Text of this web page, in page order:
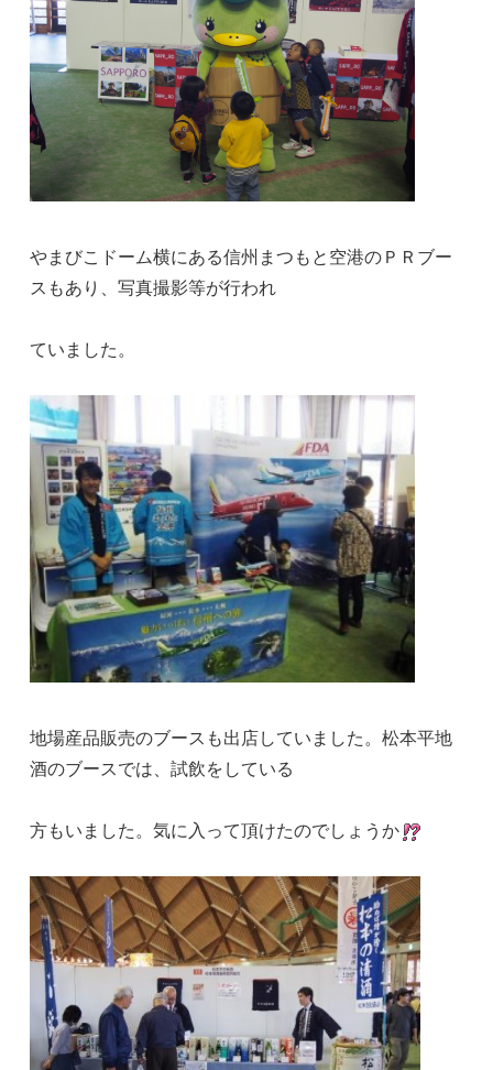
やまびこドーム横にある信州まつもと空港のＰＲブー
スもあり、写真撮影等が行われ
ていました。
地場産品販売のブースも出店していました。松本平地
酒のブースでは、試飲をしている
方もいました。気に入って頂けたのでしょうか